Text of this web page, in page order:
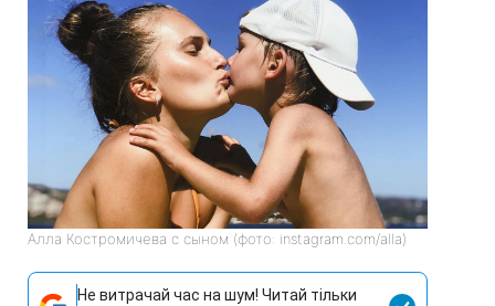
Алла Костромичева с сыном (фото: instagram.com/alla)
Не витрачай час на шум! Читай тільки